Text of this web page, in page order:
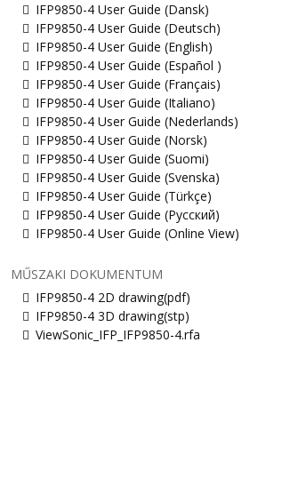
IFP9850-4 User Guide (Dansk)
IFP9850-4 User Guide (Deutsch)
IFP9850-4 User Guide (English)
IFP9850-4 User Guide (Español )
IFP9850-4 User Guide (Français)
IFP9850-4 User Guide (Italiano)
IFP9850-4 User Guide (Nederlands)
IFP9850-4 User Guide (Norsk)
IFP9850-4 User Guide (Suomi)
IFP9850-4 User Guide (Svenska)
IFP9850-4 User Guide (Türkçe)
IFP9850-4 User Guide (Русский)
IFP9850-4 User Guide (Online View)
MŰSZAKI DOKUMENTUM
IFP9850-4 2D drawing(pdf)
IFP9850-4 3D drawing(stp)
ViewSonic_IFP_IFP9850-4.rfa